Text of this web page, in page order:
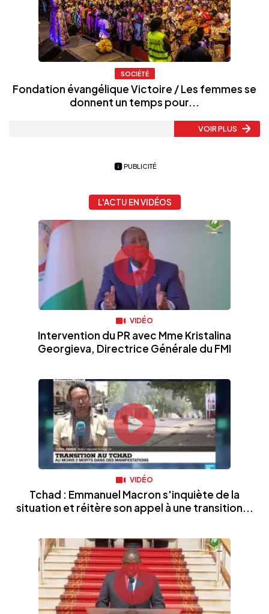
SOCIÉTÉ
Fondation évangélique Victoire / Les femmes se
donnent un temps pour...
VOIR PLUS
PUBLICITÉ
L'ACTU EN VIDÉOS
VIDÉO
Intervention du PR avec Mme Kristalina
Georgieva, Directrice Générale du FMI
VIDÉO
Tchad : Emmanuel Macron s'inquiète de la
situation et réitère son appel à une transition...